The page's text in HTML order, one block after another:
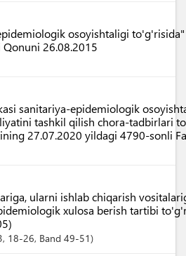
osoyishtaligi
26.08.2015
sanitariya-epidemiologik
tashkil qilish chora-tadbirlari
27.07.2020 yildagi 4790-sonli
ularni ishlab chiqarish
xulosa berish tartibi
, 18-26, Band 49-51